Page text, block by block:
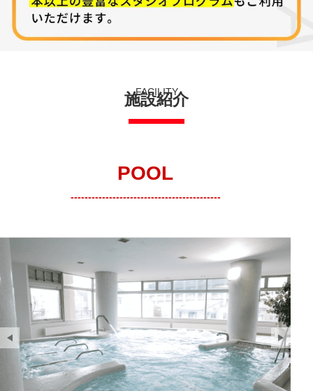
FACILITY
施設紹介
POOL
-------------------------------------------